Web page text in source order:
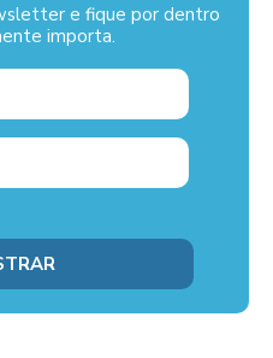
e fique por dentro
importa.